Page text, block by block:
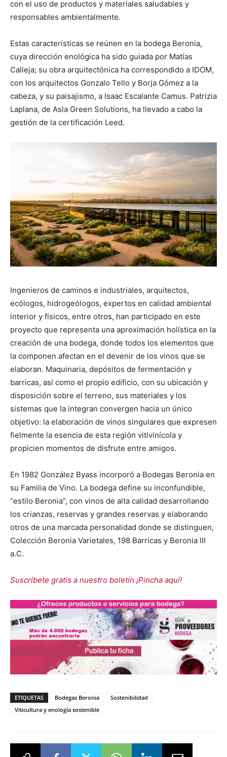
con el uso de productos y materiales saludables y
responsables ambientalmente.
Estas características se reúnen en la bodega Beronia,
cuya dirección enológica ha sido guiada por Matías
Calleja; su obra arquitectónica ha correspondido a IDOM,
con los arquitectos Gonzalo Tello y Borja Gómez a la
cabeza, y su paisajismo, a Isaac Escalante Camus. Patrizia
Laplana, de Asla Green Solutions, ha llevado a cabo la
gestión de la certificación Leed.
Ingenieros de caminos e industriales, arquitectos,
ecólogos, hidrogeólogos, expertos en calidad ambiental
interior y físicos, entre otros, han participado en este
proyecto que representa una aproximación holística en la
creación de una bodega, donde todos los elementos que
la componen afectan en el devenir de los vinos que se
elaboran. Maquinaria, depósitos de fermentación y
barricas, así como el propio edificio, con su ubicación y
disposición sobre el terreno, sus materiales y los
sistemas que la integran convergen hacia un único
objetivo: la elaboración de vinos singulares que expresen
fielmente la esencia de esta región vitivinícola y
propicien momentos de disfrute entre amigos.
En 1982 González Byass incorporó a Bodegas Beronia en
su Familia de Vino. La bodega define su inconfundible,
“estilo Beronia”, con vinos de alta calidad desarrollando
los crianzas, reservas y grandes reservas y elaborando
otros de una marcada personalidad donde se distinguen,
Colección Beronia Varietales, 198 Barricas y Beronia III
a.C.
Suscríbete gratis a nuestro boletín.¡Pincha aquí!
ETIQUETAS Bodegas Beronia
Sostenibilidad
Viticultura y enología sostenible